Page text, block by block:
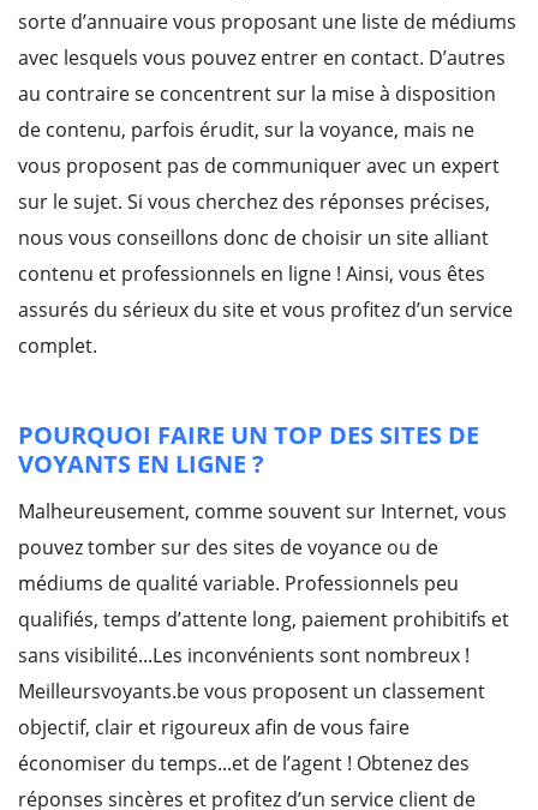
sorte d’annuaire vous proposant une liste de médiums
avec lesquels vous pouvez entrer en contact. D’autres
au contraire se concentrent sur la mise à disposition
de contenu, parfois érudit, sur la voyance, mais ne
vous proposent pas de communiquer avec un expert
sur le sujet. Si vous cherchez des réponses précises,
nous vous conseillons donc de choisir un site alliant
contenu et professionnels en ligne ! Ainsi, vous êtes
assurés du sérieux du site et vous profitez d’un service
complet.
POURQUOI FAIRE UN TOP DES SITES DE
VOYANTS EN LIGNE ?
Malheureusement, comme souvent sur Internet, vous
pouvez tomber sur des sites de voyance ou de
médiums de qualité variable. Professionnels peu
qualifiés, temps d’attente long, paiement prohibitifs et
sans visibilité...Les inconvénients sont nombreux !
Meilleursvoyants.be vous proposent un classement
objectif, clair et rigoureux afin de vous faire
économiser du temps...et de l’agent ! Obtenez des
réponses sincères et profitez d’un service client de